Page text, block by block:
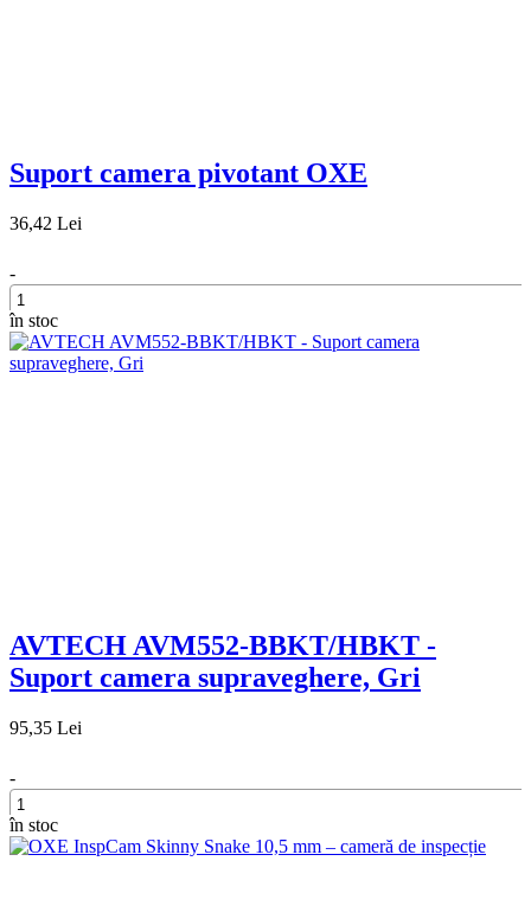
Suport camera pivotant OXE
36,42 Lei
-
+
în stoc
AVTECH AVM552-BBKT/HBKT -
Suport camera supraveghere, Gri
95,35 Lei
-
+
în stoc